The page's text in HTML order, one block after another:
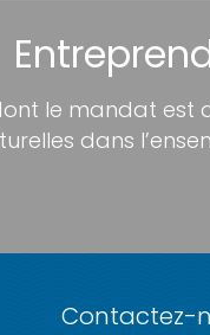
le mandat est
dans
Contactez-